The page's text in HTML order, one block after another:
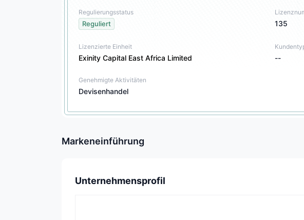
Regulierungsstatus
Reguliert 135
Lizenzierte Einheit
Exinity Capital East Africa Limited --
Genehmigte Aktivitäten
Devisenhandel
Markeneinführung
Unternehmensprofil